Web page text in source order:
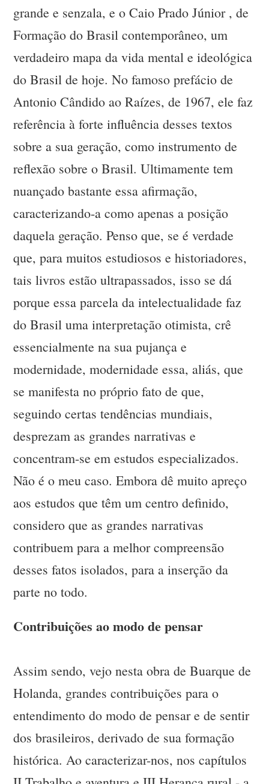
grande e senzala, e o Caio Prado Júnior , de
Formação do Brasil contemporâneo, um
verdadeiro mapa da vida mental e ideológica
do Brasil de hoje. No famoso prefácio de
Antonio Cândido ao Raízes, de 1967, ele faz
referência à forte influência desses textos
sobre a sua geração, como instrumento de
reflexão sobre o Brasil. Ultimamente tem
nuançado bastante essa afirmação,
caracterizando-a como apenas a posição
daquela geração. Penso que, se é verdade
que, para muitos estudiosos e historiadores,
tais livros estão ultrapassados, isso se dá
porque essa parcela da intelectualidade faz
do Brasil uma interpretação otimista, crê
essencialmente na sua pujança e
modernidade, modernidade essa, aliás, que
se manifesta no próprio fato de que,
seguindo certas tendências mundiais,
desprezam as grandes narrativas e
concentram-se em estudos especializados.
Não é o meu caso. Embora dê muito apreço
aos estudos que têm um centro definido,
considero que as grandes narrativas
contribuem para a melhor compreensão
desses fatos isolados, para a inserção da
parte no todo.
Contribuições ao modo de pensar
Assim sendo, vejo nesta obra de Buarque de
Holanda, grandes contribuições para o
entendimento do modo de pensar e de sentir
dos brasileiros, derivado de sua formação
histórica. Ao caracterizar-nos, nos capítulos